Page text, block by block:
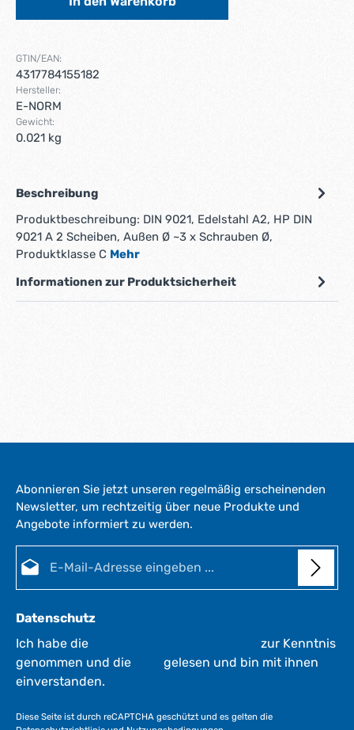
GTIN/EAN:
4317784155182
Hersteller:
E-NORM
Gewicht:
0.021 kg
Beschreibung
Produktbeschreibung: DIN 9021, Edelstahl A2, HP DIN
9021 A 2 Scheiben, Außen Ø ~3 x Schrauben Ø,
Produktklasse C Mehr
Informationen zur Produktsicherheit
Abonnieren Sie jetzt unseren regelmäßig erscheinenden
Newsletter, um rechtzeitig über neue Produkte und
Angebote informiert zu werden.
Datenschutz
Ich habe die
zur Kenntnis
genommen und die
gelesen und bin mit ihnen
einverstanden.
Diese Seite ist durch reCAPTCHA geschützt und es gelten die